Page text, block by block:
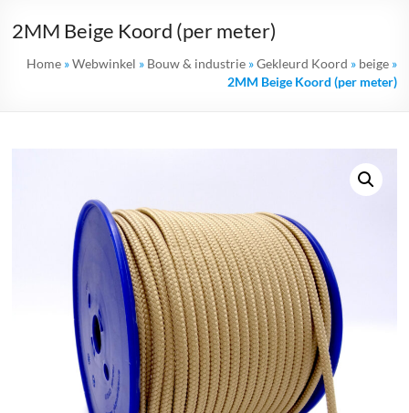
goed
advies!
2MM Beige Koord (per meter)
Home»Webwinkel » Bouw & industrie»Gekleurd Koord » beige»
2MM Beige Koord (per meter)